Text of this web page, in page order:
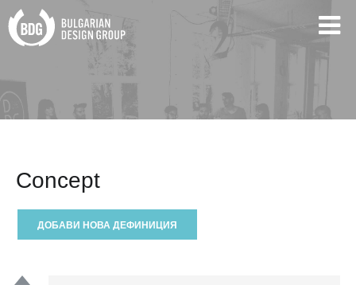
Concept
ДОБАВИ НОВА ДЕФИНИЦИЯ